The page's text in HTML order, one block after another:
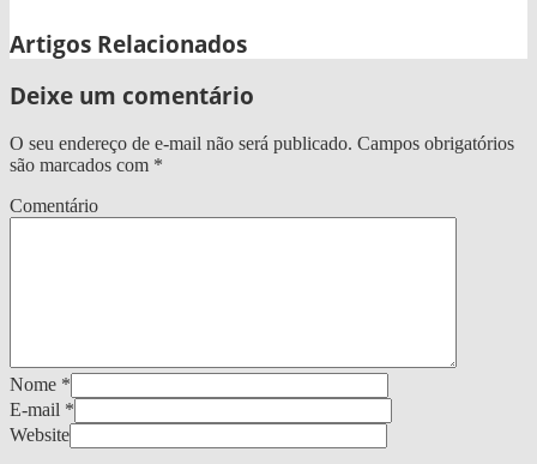
Artigos Relacionados
Deixe um comentário
O seu endereço de e-mail não será publicado. Campos obrigatórios
são marcados com *
Comentário
Nome *
E-mail *
Website